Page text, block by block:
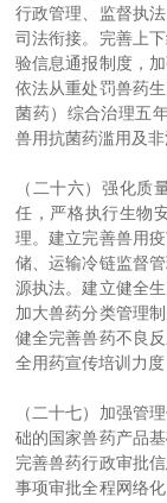
行政管理、监督执
司法衔接。完善上
验信息通报制度，
依法从重处罚兽药
菌药）综合治理五
兽用抗菌药滥用及非
（二十六）强化质
任，严格执行生物
理。建立完善兽用
储、运输冷链监督
源执法。建立健全
加大兽药分类管理
健全完善兽药不良
全用药宣传培训力
（二十七）加强管
础的国家兽药产品
完善兽药行政审批
事项审批全程网络